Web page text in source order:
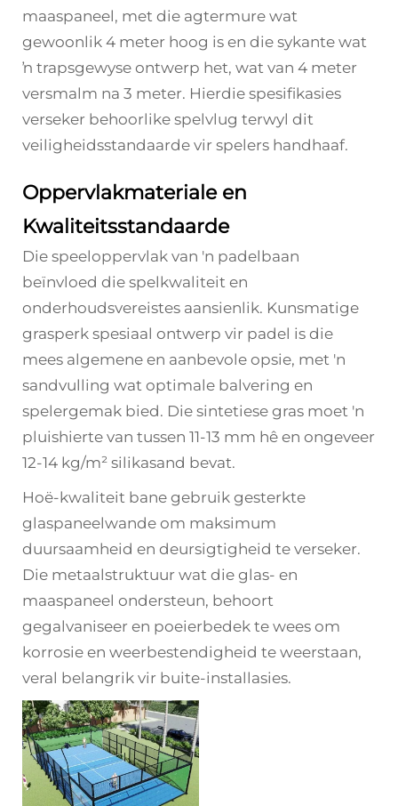
maaspaneel, met die agtermure wat
gewoonlik 4 meter hoog is en die sykante wat
ŉ trapsgewyse ontwerp het, wat van 4 meter
versmalm na 3 meter. Hierdie spesifikasies
verseker behoorlike spelvlug terwyl dit
veiligheidsstandaarde vir spelers handhaaf.
Oppervlakmateriale en
Kwaliteitsstandaarde
Die speeloppervlak van 'n padelbaan
beïnvloed die spelkwaliteit en
onderhoudsvereistes aansienlik. Kunsmatige
grasperk spesiaal ontwerp vir padel is die
mees algemene en aanbevole opsie, met 'n
sandvulling wat optimale balvering en
spelergemak bied. Die sintetiese gras moet 'n
pluishierte van tussen 11-13 mm hê en ongeveer
12-14 kg/m² silikasand bevat.
Hoë-kwaliteit bane gebruik gesterkte
glaspaneelwande om maksimum
duursaamheid en deursigtigheid te verseker.
Die metaalstruktuur wat die glas- en
maaspaneel ondersteun, behoort
gegalvaniseer en poeierbedek te wees om
korrosie en weerbestendigheid te weerstaan,
veral belangrik vir buite-installasies.